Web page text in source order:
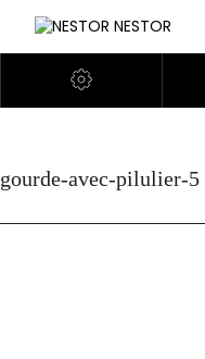
gourde-avec-pilulier-5